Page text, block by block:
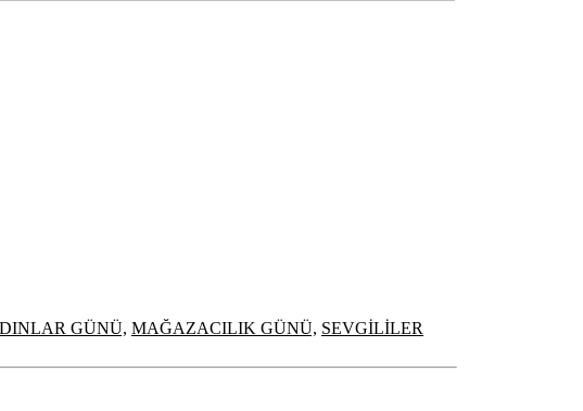
GÜNÜ, MAĞAZACILIK GÜNÜ, SEVGİLİLER